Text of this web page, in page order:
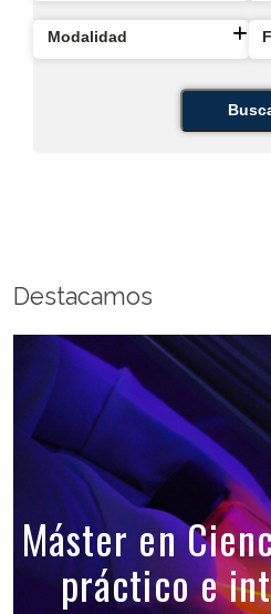
Modalidad
Destacamos
Máster en
práctico e